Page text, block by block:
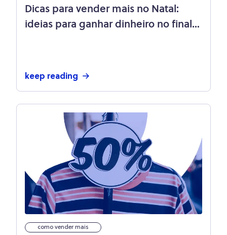
Dicas para vender mais no Natal:
ideias para ganhar dinheiro no final
keep reading
como vender mais